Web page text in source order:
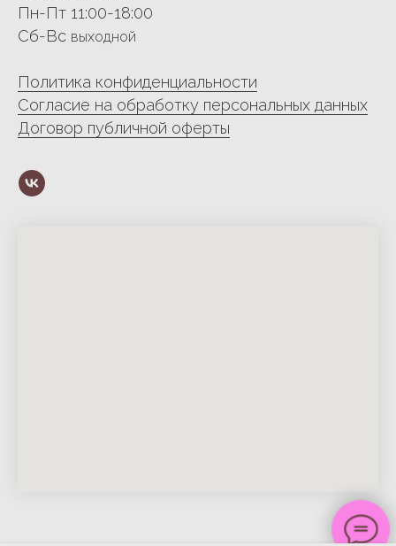
Пн-Пт 11:00-18:00
Сб-Вс выходной
Политика конфиденциальности
Согласие на обработку персональных данных
Договор публичной оферты